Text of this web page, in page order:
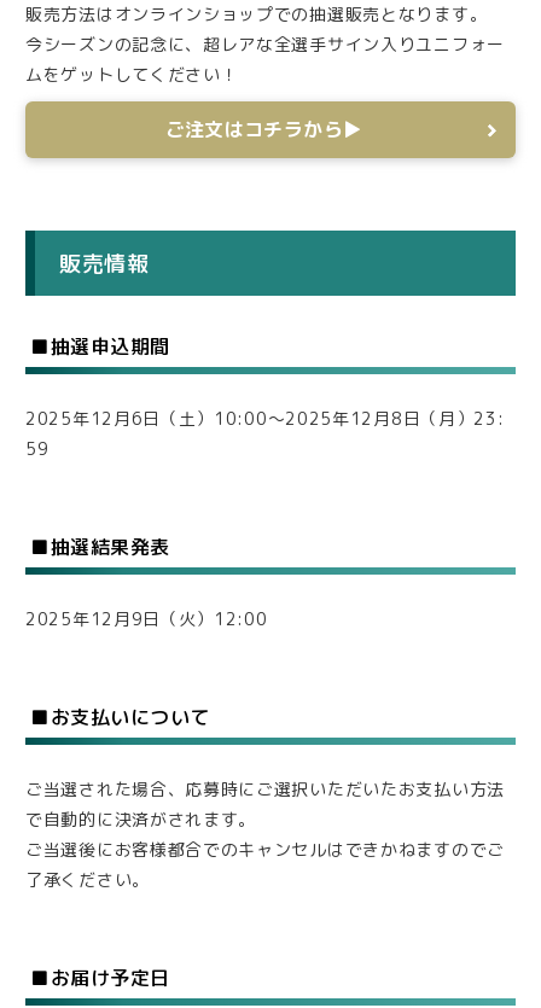
販売方法はオンラインショップでの抽選販売となります。
今シーズンの記念に、超レアな全選手サイン入りユニフォー
ムをゲットしてください！
ご注文はコチラから▶
販売情報
■抽選申込期間
2025年12月6日（土）10:00～2025年12月8日（月）23:
59
■抽選結果発表
2025年12月9日（火）12:00
■お支払いについて
ご当選された場合、応募時にご選択いただいたお支払い方法
で自動的に決済がされます。
ご当選後にお客様都合でのキャンセルはできかねますのでご
了承ください。
■お届け予定日